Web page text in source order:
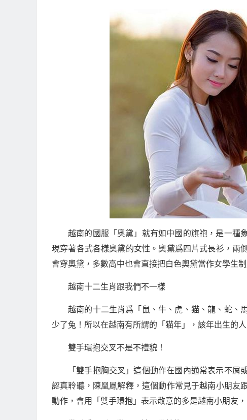
越南的國服「奧黛」就有如中國的旗袍，是一種
現穿著各式各樣奧黛的女性。奧黛爲四片式長衫，兩
會穿奧黛，多數高中也會直接把白色奧黛當作女學生制
越南十二生肖跟我們不一樣
越南的十二生肖爲「鼠、牛、虎、猫、龍、蛇、
少了兔！所以在越南有所謂的「猫年」，該年出生的
雙手環抱交叉不是不禮貌！
「雙手抱胸交叉」這個動作在國內通常表示不屑
認真聆聽，陳凰鳳解釋，這個動作常見于越南小朋友
動作，會用「雙手環抱」表示敬意的多是越南小朋友